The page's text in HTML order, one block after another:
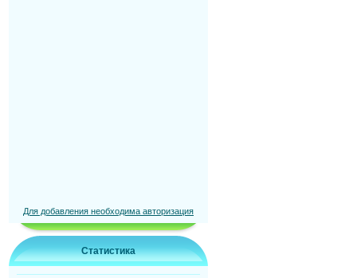
Для добавления необходима авторизация
Статистика